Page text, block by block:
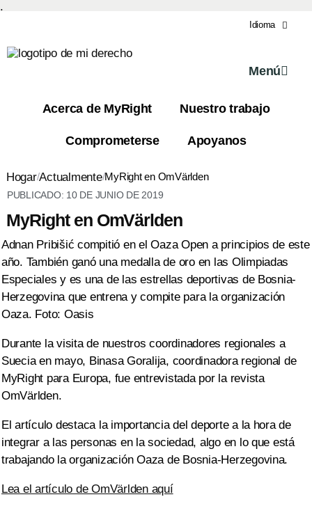
.
Idioma
Menú
Acerca de MyRight Nuestro trabajo
Comprometerse Apoyanos
Hogar/Actualmente/MyRight en OmVärlden
PUBLICADO: 10 DE JUNIO DE 2019
MyRight en OmVärlden
Adnan Pribišić compitió en el Oaza Open a principios de este
año. También ganó una medalla de oro en las Olimpiadas
Especiales y es una de las estrellas deportivas de Bosnia-
Herzegovina que entrena y compite para la organización
Oaza. Foto: Oasis
Durante la visita de nuestros coordinadores regionales a
Suecia en mayo, Binasa Goralija, coordinadora regional de
MyRight para Europa, fue entrevistada por la revista
OmVärlden.
El artículo destaca la importancia del deporte a la hora de
integrar a las personas en la sociedad, algo en lo que está
trabajando la organización Oaza de Bosnia-Herzegovina.
Lea el artículo de OmVärlden aquí